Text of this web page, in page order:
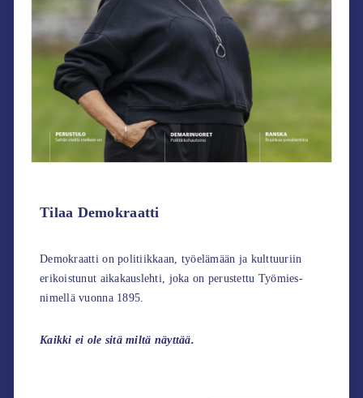
Tilaa Demokraatti
Demokraatti on politiikkaan, työelämään ja kulttuuriin
erikoistunut aikakauslehti, joka on perustettu Työmies-
nimellä vuonna 1895.
Kaikki ei ole sitä miltä näyttää.